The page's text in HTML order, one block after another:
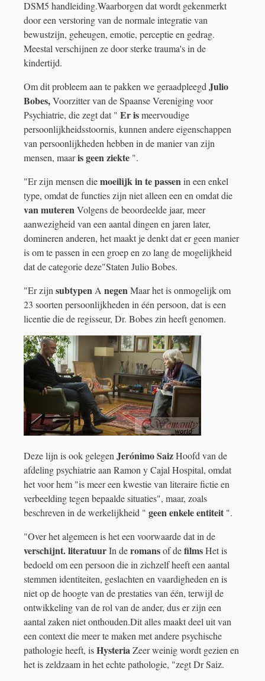
DSM5 handleiding.Waarborgen dat wordt gekenmerkt
door een verstoring van de normale integratie van
bewustzijn, geheugen, emotie, perceptie en gedrag.
Meestal verschijnen ze door sterke trauma's in de
kindertijd.
Om dit probleem aan te pakken we geraadpleegdJulio
Bobes,Voorzitter van de Spaanse Vereniging voor
Psychiatrie, die zegt dat " Er ismeervoudige
persoonlijkheidsstoornis, kunnen andere eigenschappen
van persoonlijkheden hebben in de manier van zijn
mensen, maaris geen ziekte ".
"Er zijn mensen diemoeilijk in te passenin een enkel
type, omdat de functies zijn niet alleen een en omdat die
van muterenVolgens de beoordeelde jaar, meer
aanwezigheid van een aantal dingen en jaren later,
domineren anderen, het maakt je denkt dat er geen manier
is om te passen in een groep en zo lang de mogelijkheid
dat de categoriedeze"Staten Julio Bobes.
"Er zijnsubtypenA negenMaar het is onmogelijk om
23 soorten persoonlijkheden in één persoon, dat is een
licentie die de regisseur, Dr. Bobes zin heeft genomen.
Deze lijn is ook gelegenJerónimo SaizHoofd van de
afdeling psychiatrie aan Ramon y Cajal Hospital, omdat
het voor hem "is meer een kwestie van literaire fictie en
verbeelding tegen bepaalde situaties", maar, zoals
beschreven in de werkelijkheid " geen enkele entiteit ".
"Over het algemeen is het een voorwaarde dat in de
verschijnt. literatuurIn deromansof defilmsHet is
bedoeld om een ​​persoon die in zichzelf heeft een aantal
stemmen identiteiten, geslachten en vaardigheden en is
niet op de hoogte van de prestaties van één, terwijl de
ontwikkeling van de rol van de ander, dus er zijn een
aantal zaken niet onthouden.Dit alles maakt deel uit van
een context die meer te maken met andere psychische
pathologie heeft, isHysteriaZeer weinig wordt gezien en
het is zeldzaam in het echte pathologie, "zegt Dr Saiz.